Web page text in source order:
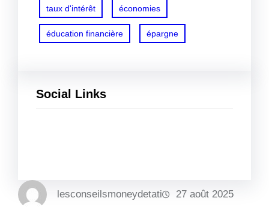
taux d'intérêt économies
éducation financière épargne
Social Links
lesconseilsmoneydetati 27 août 2025